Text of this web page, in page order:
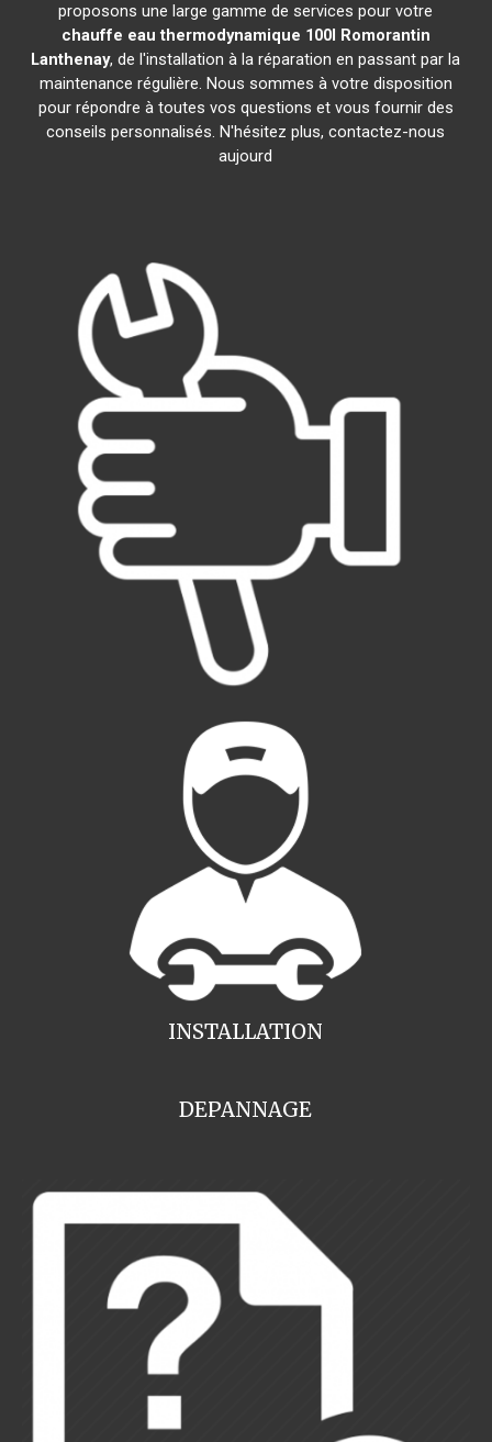
proposons une large gamme de services pour votre
chauffe eau thermodynamique 100l Romorantin
Lanthenay, de l'installation à la réparation en passant par la
maintenance régulière. Nous sommes à votre disposition
pour répondre à toutes vos questions et vous fournir des
conseils personnalisés. N'hésitez plus, contactez-nous
aujourd
INSTALLATION
DEPANNAGE